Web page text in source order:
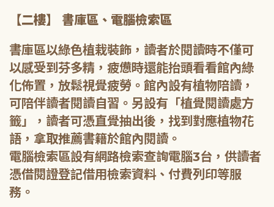
【二樓】 書庫區、電腦檢索區
書庫區以綠色植栽裝飾，讀者於閱讀時不僅可
以感受到芬多精，疲憊時還能抬頭看看館內綠
化佈置，放鬆視覺疲勞。館內設有植物陪讀，
可陪伴讀者閱讀自習。另設有「植覺閱讀處方
籤」，讀者可憑直覺抽出後，找到對應植物花
語，拿取推薦書籍於館內閱讀。
電腦檢索區設有網路檢索查詢電腦3台，供讀者
憑借閱證登記借用檢索資料、付費列印等服
務。